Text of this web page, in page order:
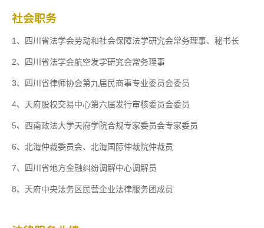
社会职务
1、四川省法学会劳动和社会保障法学研究会常务理事、秘书长
2、四川省法学会航空发学研究会常务理事
3、四川省律师协会第九届民商事专业委员会委员
4、天府股权交易中心第六届发行审核委员会委员
5、西南政法大学天府学院合规专家委员会专家委员
6、北海仲裁委员会、北海国际仲裁院仲裁员
7、四川省地方金融纠纷调解中心调解员
8、天府中央法务区民营企业法律服务团成员